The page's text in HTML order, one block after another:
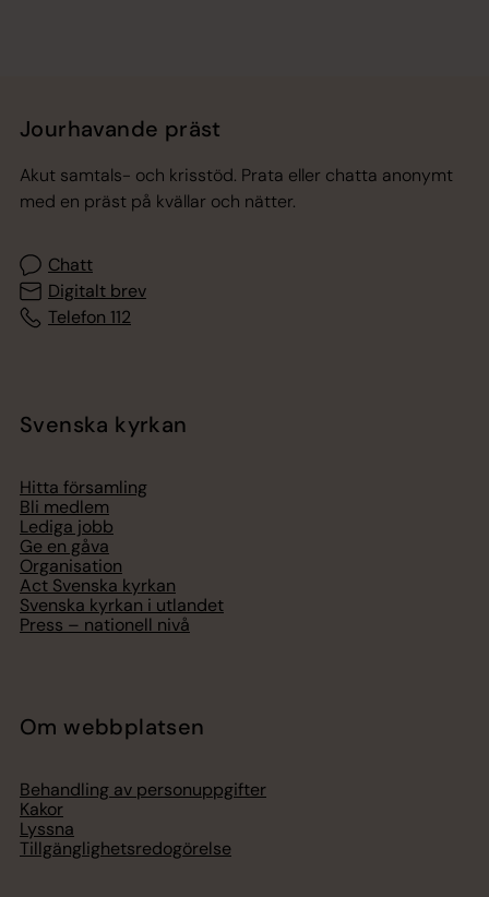
Jourhavande präst
Akut samtals- och krisstöd. Prata eller chatta anonymt
med en präst på kvällar och nätter.
Chatt
Digitalt brev
Telefon 112
Svenska kyrkan
Hitta församling
Bli medlem
Lediga jobb
Ge en gåva
Organisation
Act Svenska kyrkan
Svenska kyrkan i utlandet
Press – nationell nivå
Om webbplatsen
Behandling av personuppgifter
Kakor
Lyssna
Tillgänglighetsredogörelse